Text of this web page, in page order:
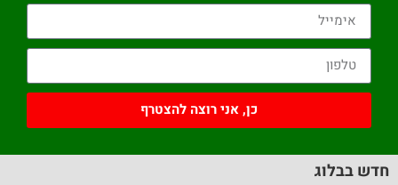
כן, אני רוצה להצטרף
חדש בבלוג